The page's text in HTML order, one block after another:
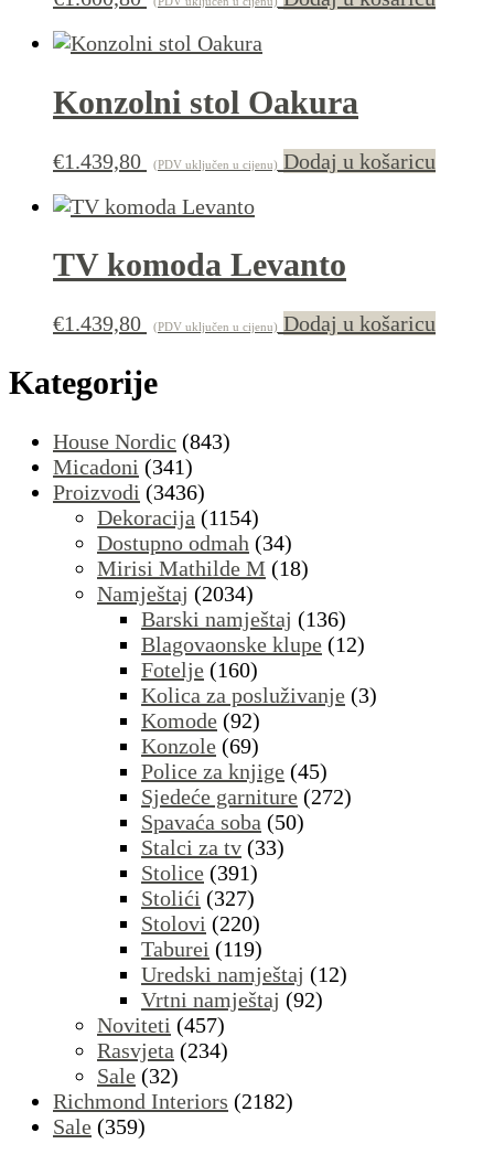
Konzolni stol Oakura
€1.439,80 (PDV uključen u cijenu) Dodaj u košaricu
TV komoda Levanto
€1.439,80 (PDV uključen u cijenu) Dodaj u košaricu
Kategorije
House Nordic (843)
Micadoni (341)
Proizvodi (3436)
Dekoracija (1154)
Dostupno odmah (34)
Mirisi Mathilde M (18)
Namještaj (2034)
Barski namještaj (136)
Blagovaonske klupe (12)
Fotelje (160)
Kolica za posluživanje (3)
Komode (92)
Konzole (69)
Police za knjige (45)
Sjedeće garniture (272)
Spavaća soba (50)
Stalci za tv (33)
Stolice (391)
Stolići (327)
Stolovi (220)
Taburei (119)
Uredski namještaj (12)
Vrtni namještaj (92)
Noviteti (457)
Rasvjeta (234)
Sale (32)
Richmond Interiors (2182)
Sale (359)